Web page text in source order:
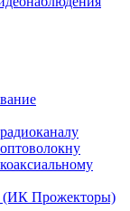
(ИК Прожекторы)